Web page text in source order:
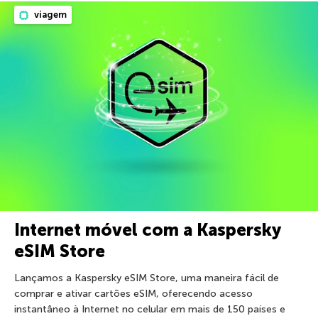
viagem
Internet móvel com a Kaspersky
eSIM Store
Lançamos a Kaspersky eSIM Store, uma maneira fácil de
comprar e ativar cartões eSIM, oferecendo acesso
instantâneo à Internet no celular em mais de 150 países e